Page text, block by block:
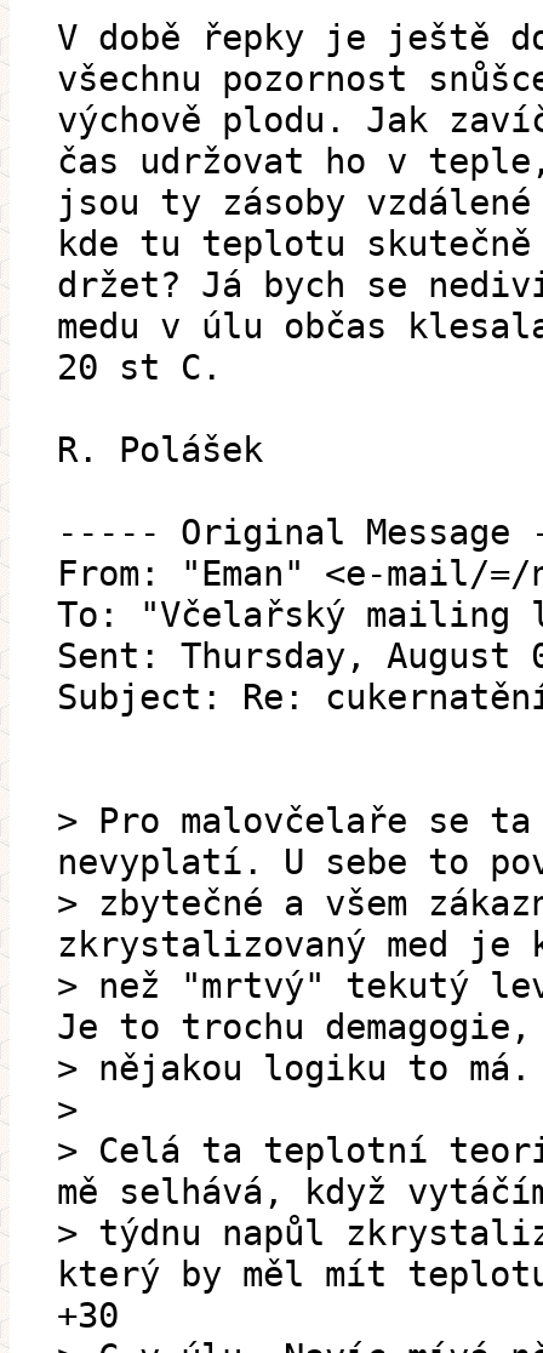
V době řepky je ještě
všechnu pozornost
výchově plodu. Jak
čas udržovat ho v
jsou ty zásoby
kde tu teplotu skutečně
držet? Já bych se
medu v úlu občas
20 st C.
R. Polášek
----- Original
From: "Eman" <e-mail/
To: "Včelařský
Sent: Thursday, August
Subject: Re:
> Pro malovčelaře se
nevyplatí. U sebe to
> zbytečné a všem
zkrystalizovaný med
> než "mrtvý" tekutý
Je to trochu
> nějakou logiku to má.
>
> Celá ta teplotní
mě selhává, když
> týdnu napůl
který by měl mít
+30